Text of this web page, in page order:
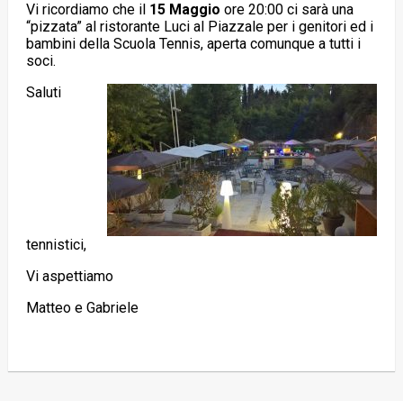
Vi ricordiamo che il 15 Maggio ore 20:00 ci sarà una
“pizzata” al ristorante Luci al Piazzale per i genitori ed i
bambini della Scuola Tennis, aperta comunque a tutti i
soci.
Saluti
tennistici,
Vi aspettiamo
Matteo e Gabriele